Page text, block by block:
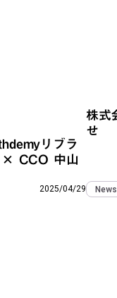
リブラ
× CCO 中山
2025/04/29
株式
せ
News